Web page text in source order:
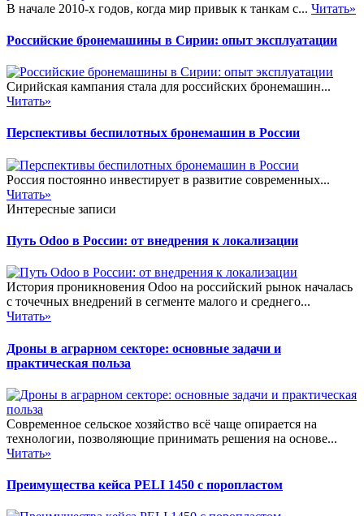
В начале 2010-х годов, когда мир привык к танкам с... Читать»
Российские бронемашины в Сирии: опыт эксплуатации
Сирийская кампания стала для российских бронемашин...
Читать»
Перспективы беспилотных бронемашин в России
Россия постоянно инвестирует в развитие современных...
Читать»
Интересные записи
Путь Odoo в России: от внедрения к локализации
История проникновения Odoo на российский рынок началась
с точечных внедрений в сегменте малого и среднего...
Читать»
Дроны в аграрном секторе: основные задачи и
практическая польза
Современное сельское хозяйство всё чаще опирается на
технологии, позволяющие принимать решения на основе...
Читать»
Преимущества кейса PELI 1450 с поропластом